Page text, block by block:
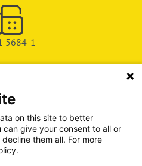
5684-1
on this site to better
can give your consent to all or
them all. For more